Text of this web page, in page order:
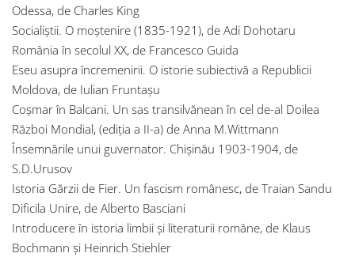
Odessa, de Charles King
Socialiștii. O moștenire (1835-1921), de Adi Dohotaru
România în secolul XX, de Francesco Guida
Eseu asupra încremenirii. O istorie subiectivă a Republicii
Moldova, de Iulian Fruntașu
Coșmar în Balcani. Un sas transilvănean în cel de-al Doilea
Război Mondial, (ediția a II-a) de Anna M.Wittmann
Însemnările unui guvernator. Chișinău 1903-1904, de
S.D.Urusov
Istoria Gărzii de Fier. Un fascism românesc, de Traian Sandu
Dificila Unire, de Alberto Basciani
Introducere în istoria limbii și literaturii române, de Klaus
Bochmann și Heinrich Stiehler